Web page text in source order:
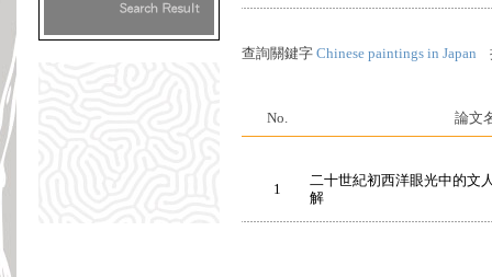
查詢關鍵字 Chinese paintings in Japan
No. 論文
1
二十世紀初西洋眼光中的文
解